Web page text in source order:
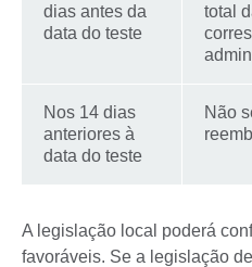
dias antes da
data do teste
total
Nos 14 dias
anteriores à
data do teste
Não
A legislação local poderá
favoráveis. Se a legislação